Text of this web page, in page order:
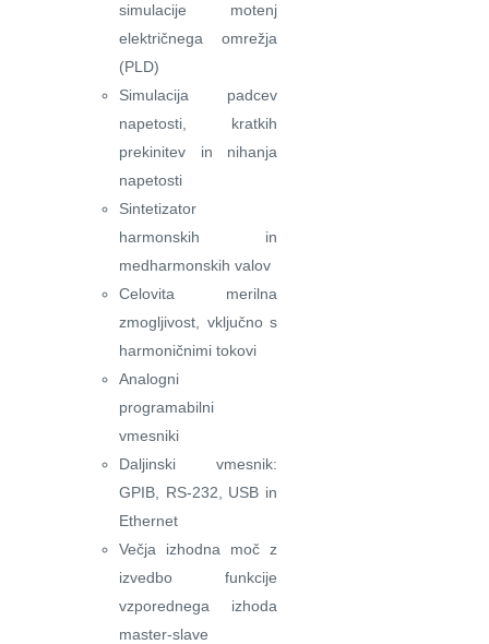
simulacije motenj
električnega omrežja
(PLD)
Simulacija padcev
napetosti, kratkih
prekinitev in nihanja
napetosti
Sintetizator
harmonskih in
medharmonskih valov
Celovita merilna
zmogljivost, vključno s
harmoničnimi tokovi
Analogni
programabilni
vmesniki
Daljinski vmesnik:
GPIB, RS-232, USB in
Ethernet
Večja izhodna moč z
izvedbo funkcije
vzporednega izhoda
master-slave